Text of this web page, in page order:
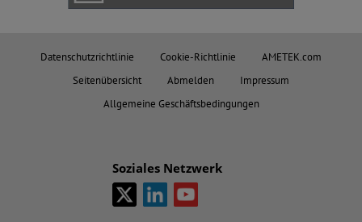
Datenschutzrichtlinie Cookie-Richtlinie
AMETEK.com
Seitenübersicht
Abmelden
Impressum
Allgemeine Geschäftsbedingungen
Soziales Netzwerk